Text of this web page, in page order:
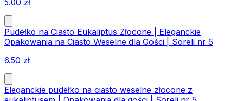
5.00 zł
Pudełko na Ciasto Eukaliptus Złocone | Eleganckie
Opakowania na Ciasto Weselne dla Gości | Soreli nr 5
6.50 zł
Eleganckie pudełko na ciasto weselne złocone z